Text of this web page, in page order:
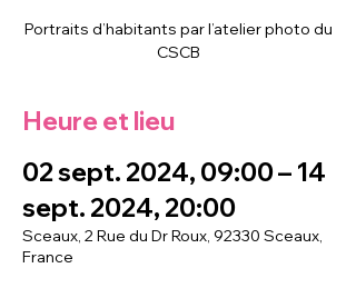
Portraits d’habitants par l’atelier photo du
CSCB
Heure et lieu
02 sept. 2024, 09:00 – 14
sept. 2024, 20:00
Sceaux, 2 Rue du Dr Roux, 92330 Sceaux,
France